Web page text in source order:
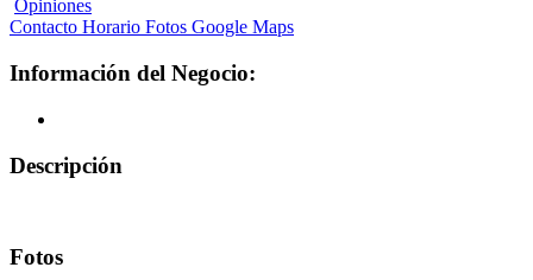
Opiniones
Contacto Horario Fotos Google Maps
Información del Negocio:
Descripción
Fotos